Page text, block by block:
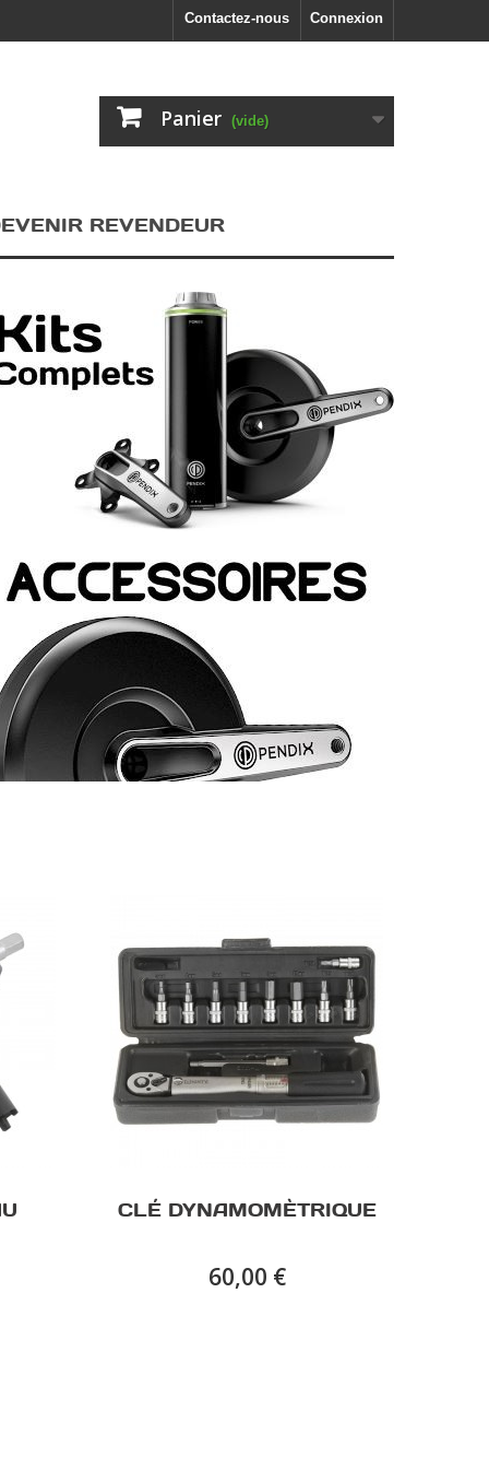
Connexion
Contactez-nous
Panier (vide)
REVENDEUR
POUR LE TRAVAIL
Rapide à monter et recharger, l'assistance électrique fournit une solution
CLÉ DYNAMOMÈTRIQUE
60,00 €